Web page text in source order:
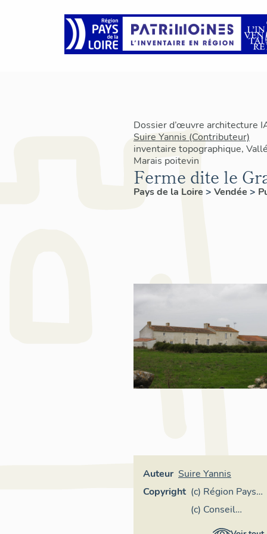
Dossier d’œuvre architecture
Suire Yannis (Contributeur)
inventaire topographique,
Marais poitevin
Ferme dite le
Pays de la Loire > Vendée >
Auteur Suire Yannis
Copyright (c) Région Pays
de la Loire -
Inventaire
(c) Conseil
départemental